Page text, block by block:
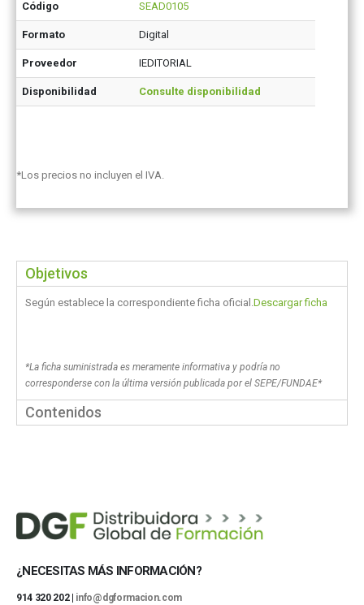
Código SEAD0105
Formato Digital
Proveedor IEDITORIAL
Disponibilidad Consulte disponibilidad
*Los precios no incluyen el IVA.
Objetivos
Según establece la correspondiente ficha oficial.Descargar ficha
*La ficha suministrada es meramente informativa y podría no
corresponderse con la última versión publicada por el SEPE/FUNDAE*
Contenidos
¿NECESITAS MÁS INFORMACIÓN?
914 320 202 | info@dgformacion.com